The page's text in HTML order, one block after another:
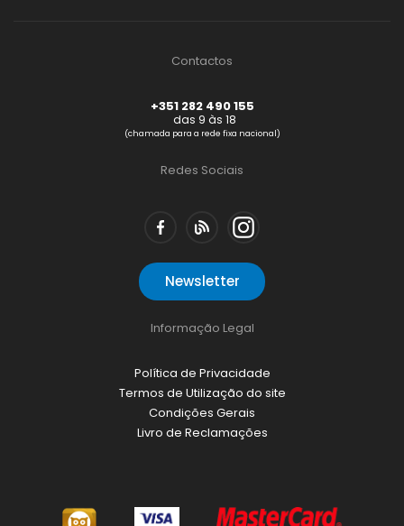
Contactos
+351 282 490 155
das 9 às 18
(chamada para a rede fixa nacional)
Redes Sociais
Newsletter
Informação Legal
Política de Privacidade
Termos de Utilização do site
Condições Gerais
Livro de Reclamações